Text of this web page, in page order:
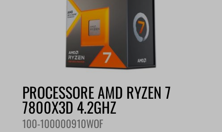
PROCESSORE AMD RYZEN 7
7800X3D 4.2GHZ
100-100000910WOF